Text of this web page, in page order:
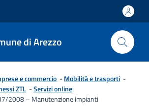
di Arezzo
e commercio -Mobilità e trasporti -
ZTL -Servizi online
2008 – Manutenzione impianti